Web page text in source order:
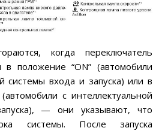
когда переключатель
в положение “ON” (автомобили
системы входа и запуска) или в
с интеллектуальной
— они указывают, что
системы. После запуска